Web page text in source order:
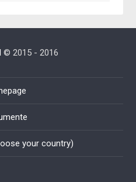
© 2015 - 2016
your country)